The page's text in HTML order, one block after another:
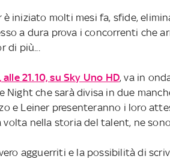
è iniziato molti mesi fa, sfide,
a dura prova i concorrenti che
più...
21.10, su Sky Uno HD, va in
Night che sarà divisa in due
e Leiner presenteranno i loro
volta nella storia del talent, ne
agguerriti e la possibilità di